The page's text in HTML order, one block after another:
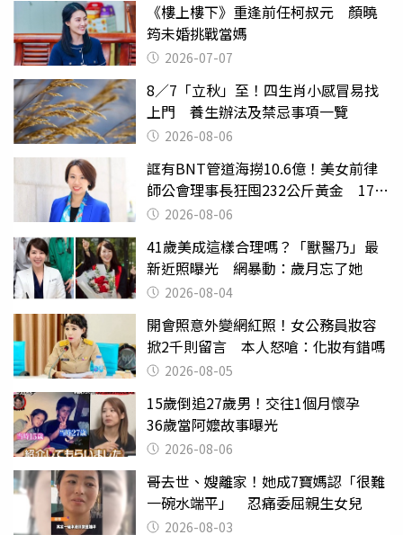
《樓上樓下》重逢前任柯叔元 顏曉
筠未婚挑戰當媽
2026-07-07
8／7「立秋」至！四生肖小感冒易找
上門 養生辦法及禁忌事項一覽
2026-08-06
誆有BNT管道海撈10.6億！美女前律
師公會理事長狂囤232公斤黃金 17人
遭起訴
2026-08-06
41歲美成這樣合理嗎？「獸醫乃」最
新近照曝光 網暴動：歲月忘了她
2026-08-04
開會照意外變網紅照！女公務員妝容
掀2千則留言 本人怒嗆：化妝有錯嗎
2026-08-05
15歲倒追27歲男！交往1個月懷孕
36歲當阿嬤故事曝光
2026-08-06
哥去世、嫂離家！她成7寶媽認「很難
一碗水端平」 忍痛委屈親生女兒
2026-08-03